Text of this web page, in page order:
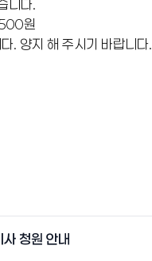
니다.
원
. 양지 해 주시기 바랍니다.
청원 안내